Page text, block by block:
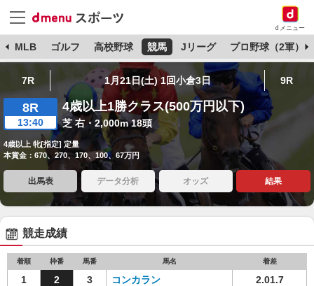
dメニュー
MLB ゴルフ 高校野球 競馬 Jリーグ プロ野球（2軍）
7R 1月21日(土) 1回小倉3日 9R
8R
13:40
4歳以上1勝クラス(500万円以下)
芝 右・2,000m 18頭
4歳以上 牝[指定] 定量
本賞金：670、270、170、100、67万円
出馬表 データ分析 オッズ 結果
競走成績
着順 枠番 馬番 馬名 着差
1 2 3 コンカラン
2.01.7